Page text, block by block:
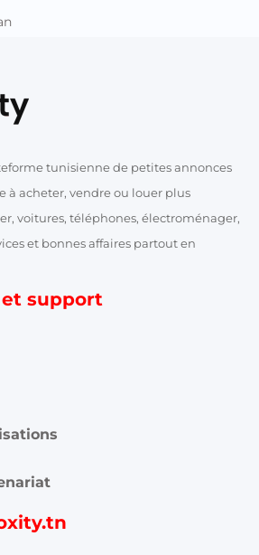
tunisienne de petites annonces
à acheter, vendre ou louer plus
voitures, téléphones, électroménager,
et bonnes affaires partout en
support